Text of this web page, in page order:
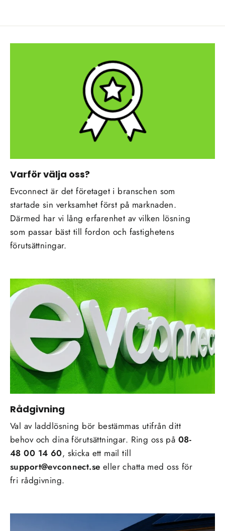
Varför välja oss?
Evconnect är det företaget i branschen som
startade sin verksamhet först på marknaden.
Därmed har vi lång erfarenhet av vilken lösning
som passar bäst till fordon och fastighetens
förutsättningar.
Rådgivning
Val av laddlösning bör bestämmas utifrån ditt
behov och dina förutsättningar. Ring oss på 08-
48 00 14 60, skicka ett mail till
support@evconnect.se eller chatta med oss för
fri rådgivning.